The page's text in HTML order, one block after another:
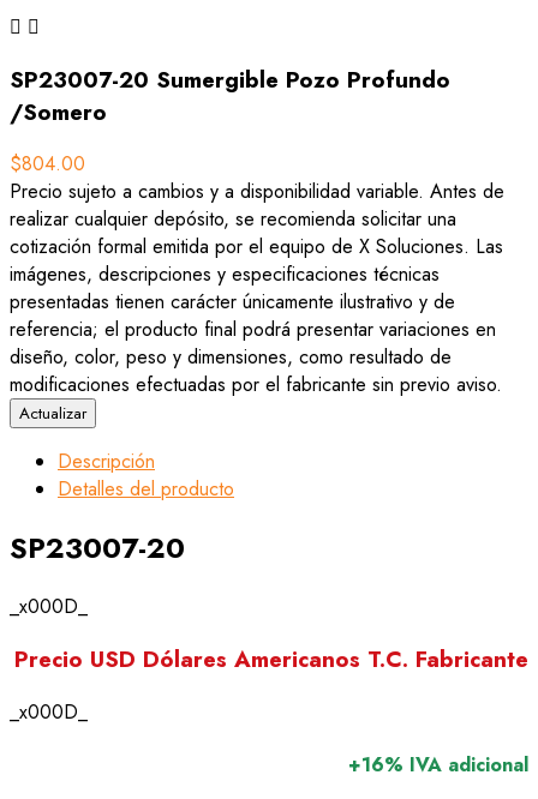
 
SP23007-20 Sumergible Pozo Profundo
/Somero
$804.00
Precio sujeto a cambios y a disponibilidad variable. Antes de
realizar cualquier depósito, se recomienda solicitar una
cotización formal emitida por el equipo de X Soluciones. Las
imágenes, descripciones y especificaciones técnicas
presentadas tienen carácter únicamente ilustrativo y de
referencia; el producto final podrá presentar variaciones en
diseño, color, peso y dimensiones, como resultado de
modificaciones efectuadas por el fabricante sin previo aviso.
Descripción
Detalles del producto
SP23007-20
_x000D_
Precio USD Dólares Americanos T.C. Fabricante
_x000D_
+16% IVA adicional